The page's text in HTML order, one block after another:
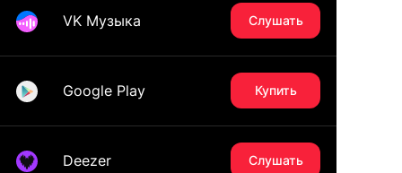
VK Музыка Слушать
Google Play Купить
Deezer Слушать